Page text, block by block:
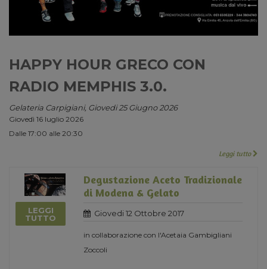
HAPPY HOUR GRECO CON
RADIO MEMPHIS 3.0.
Gelateria Carpigiani, Giovedi 25 Giugno 2026
Giovedì 16 luglio 2026
Dalle 17:00 alle 20:30
Leggi tutto
LEGGI
TUTTO
Degustazione Aceto Tradizionale
di Modena & Gelato
Giovedi 12 Ottobre 2017
in collaborazione con l'Acetaia Gambigliani
Zoccoli